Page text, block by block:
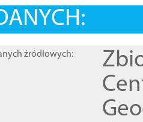
źródłowych: